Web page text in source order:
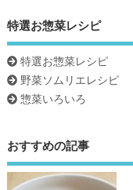
特選お惣菜レシピ
特選お惣菜レシピ
野菜ソムリエレシピ
惣菜いろいろ
おすすめの記事